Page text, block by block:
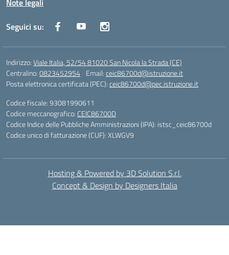
Note legali
Seguici su:
Indirizzo:Viale Italia, 52/54 81020 San Nicola la Strada (CE)
Centralino:0823452954 Email:ceic86700d@istruzione.it
Posta elettronica certificata (PEC):ceic86700d@pec.istruzione.it
Codice fiscale: 93081990611
Codice meccanografico: CEIC86700D
Codice Indice delle Pubbliche Amministrazioni (IPA): istsc_ceic86700d
Codice unico di fatturazione (CUF): XLWGV9
Hosting & Powered by 3D Solution S.r.l.
Concept & Design by Designers Italia